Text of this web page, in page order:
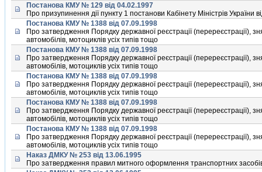
Постанова КМУ № 129 від 04.02.1997
Про призупинення дiї пункту 1 постанови Кабiнету Мiнiстрiв України
Постанова КМУ № 1388 від 07.09.1998
Про затвердження Порядку державної реєстрацiї (перереєстрацiї),
автомобiлiв, мотоциклiв усiх типiв тощо
Постанова КМУ № 1388 від 07.09.1998
Про затвердження Порядку державної реєстрацiї (перереєстрацiї),
автомобiлiв, мотоциклiв усiх типiв тощо
Постанова КМУ № 1388 від 07.09.1998
Про затвердження Порядку державної реєстрацiї (перереєстрацiї),
автомобiлiв, мотоциклiв усiх типiв тощо
Постанова КМУ № 1388 від 07.09.1998
Про затвердження Порядку державної реєстрацiї (перереєстрацiї),
автомобiлiв, мотоциклiв усiх типiв тощо
Постанова КМУ № 1388 від 07.09.1998
Про затвердження Порядку державної реєстрацiї (перереєстрацiї),
автомобiлiв, мотоциклiв усiх типiв тощо
Наказ ДМКУ № 253 від 13.06.1995
Про затвердження правил митного оформлення транспортних